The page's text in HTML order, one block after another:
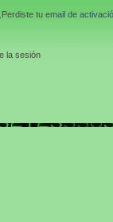
tu email de
la sesión